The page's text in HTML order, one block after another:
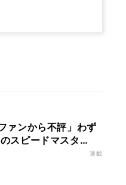
ァンから不評」わず
スピードマスタ
連載